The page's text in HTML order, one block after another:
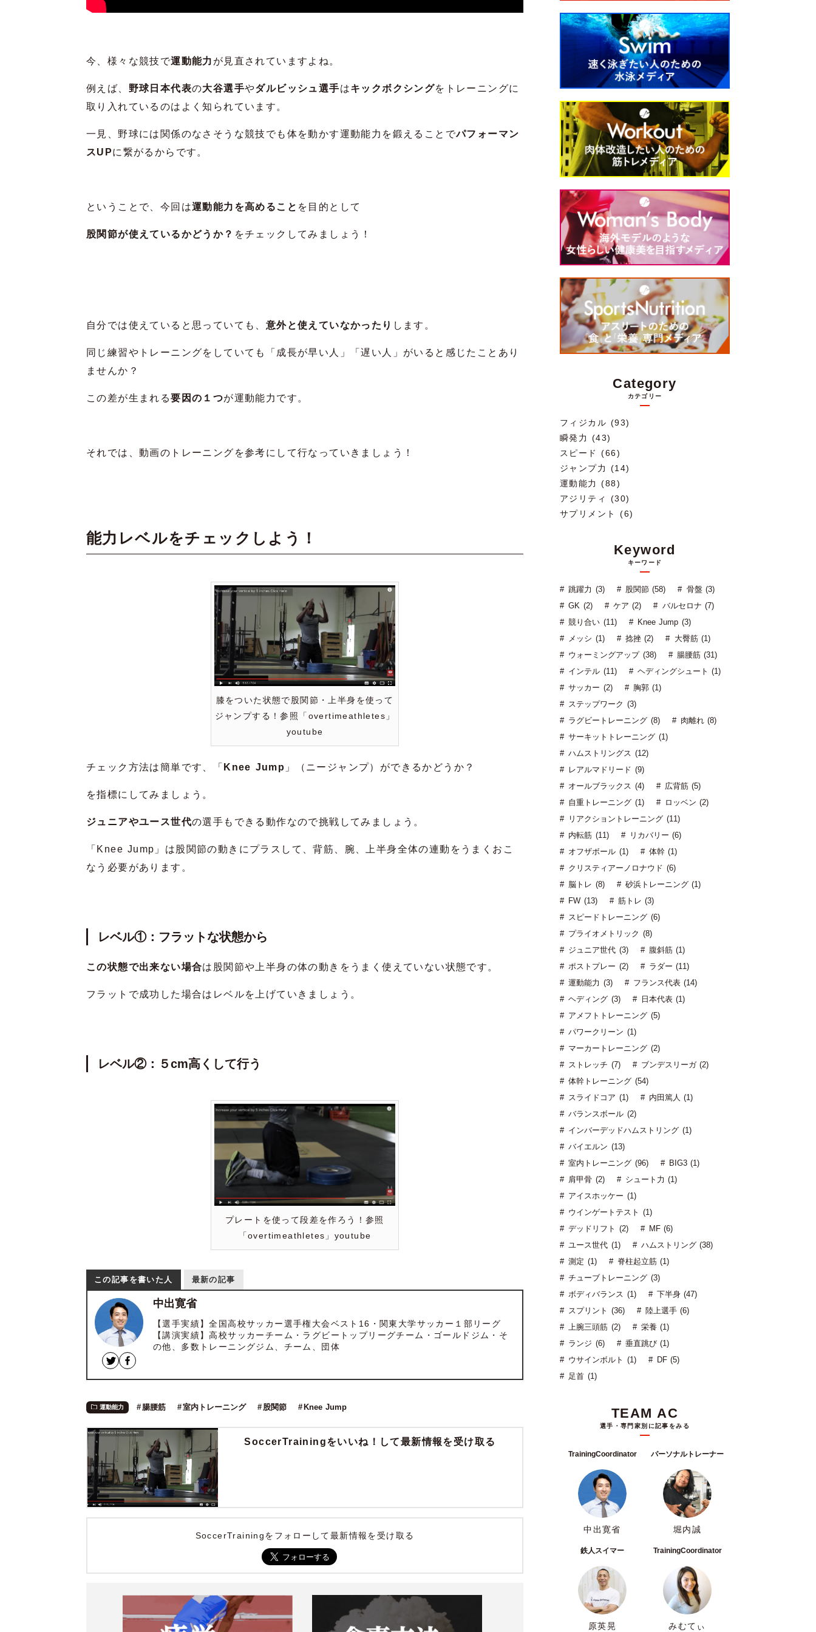
今、様々な競技で運動能力 が見直されていますよね。
例えば、 野球日本代表の大谷選手やダルビッシュ選手はキックボクシングをトレーニングに
取り入れているのはよく知られています。
一見、野球には関係のなさそうな競技でも体を動かす運動能力を鍛えることでパフォーマン
スUPに繋がるからです。
ということで、今回は運動能力を高めること を目的として
股関節が使えているかどうか？ をチェックしてみましょう！
自分では使えていると思っていても、 意外と使えていなかったり します。
同じ練習やトレーニングをしていても「成長が早い人」「遅い人」がいると感じたことあり
ませんか？
この差が生まれる要因の１つが運動能力です。
それでは、動画のトレーニングを参考にして行なっていきましょう！
能力レベルをチェックしよう！
膝をついた状態で股関節・上半身を使って
ジャンプする！参照「overtimeathletes」
youtube
チェック方法は簡単です、「 Knee Jump 」（ニージャンプ）ができるかどうか？
を指標にしてみましょう。
ジュニアやユース世代の選手もできる動作なので挑戦してみましょう。
「Knee Jump」は股関節の動きにプラスして、背筋、腕、上半身全体の連動をうまくおこ
なう必要があります。
レベル①：フラットな状態から
この状態で出来ない場合は股関節や上半身の体の動きをうまく使えていない状態です。
フラットで成功した場合はレベルを上げていきましょう。
レベル②：５cm高くして行う
プレートを使って段差を作ろう！参照
「overtimeathletes」youtube
この記事を書いた人 最新の記事
中出寛省
【選手実績】全国高校サッカー選手権大会ベスト16・関東大学サッカー１部リーグ
【講演実績】高校サッカーチーム・ラグビートップリーグチーム・ゴールドジム・そ
の他、多数トレーニングジム、チーム、団体
運動能力 腸腰筋 室内トレーニング 股関節 Knee Jump
SoccerTrainingをいいね！して最新情報を受け取る
SoccerTrainingをフォローして最新情報を受け取る
Category
カテゴリー
フィジカル (93)
瞬発力 (43)
スピード (66)
ジャンプ力 (14)
運動能力 (88)
アジリティ (30)
サプリメント (6)
Keyword
キーワード
跳躍力 (3) 股関節 (58)
骨盤 (3)
GK (2)
ケア (2)
バルセロナ (7)
競り合い (11)
Knee Jump (3)
メッシ (1)
捻挫 (2)
大臀筋 (1)
ウォーミングアップ (38)
腸腰筋 (31)
インテル (11)
ヘディングシュート (1)
サッカー (2)
胸郭 (1)
ステップワーク (3)
ラグビートレーニング (8)
肉離れ (8)
サーキットトレーニング (1)
ハムストリングス (12)
レアルマドリード (9)
オールブラックス (4)
広背筋 (5)
自重トレーニング (1)
ロッベン (2)
リアクショントレーニング (11)
内転筋 (11)
リカバリー (6)
オフザボール (1)
体幹 (1)
クリスティアーノロナウド (6)
脳トレ (8)
砂浜トレーニング (1)
FW (13)
筋トレ (3)
スピードトレーニング (6)
プライオメトリック (8)
ジュニア世代 (3)
腹斜筋 (1)
ポストプレー (2)
ラダー (11)
運動能力 (3)
フランス代表 (14)
ヘディング (3)
日本代表 (1)
アメフトトレーニング (5)
パワークリーン (1)
マーカートレーニング (2)
ストレッチ (7)
ブンデスリーガ (2)
体幹トレーニング (54)
スライドコア (1)
内田篤人 (1)
バランスボール (2)
インバーデッドハムストリング (1)
バイエルン (13)
室内トレーニング (96)
BIG3 (1)
肩甲骨 (2)
シュート力 (1)
アイスホッケー (1)
ウインゲートテスト (1)
デッドリフト (2)
MF (6)
ユース世代 (1)
ハムストリング (38)
測定 (1)
脊柱起立筋 (1)
チューブトレーニング (3)
ボディバランス (1)
下半身 (47)
スプリント (36)
陸上選手 (6)
上腕三頭筋 (2)
栄養 (1)
ランジ (6)
垂直跳び (1)
ウサインボルト (1)
DF (5)
足首 (1)
TEAM AC
選手・専門家別に記事をみる
TrainingCoordinator
中出寛省
パーソナルトレーナー
堀内誠
鉄人スイマー
原英晃
TrainingCoordinator
みむてぃ